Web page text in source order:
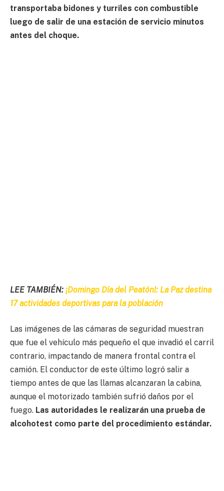
transportaba bidones y turriles con combustible
luego de salir de una estación de servicio minutos
antes del choque.
LEE TAMBIÉN: ¡Domingo Día del Peatón!: La Paz destina
17 actividades deportivas para la población
Las imágenes de las cámaras de seguridad muestran
que fue el vehículo más pequeño el que invadió el carril
contrario, impactando de manera frontal contra el
camión. El conductor de este último logró salir a
tiempo antes de que las llamas alcanzaran la cabina,
aunque el motorizado también sufrió daños por el
fuego. Las autoridades le realizarán una prueba de
alcohotest como parte del procedimiento estándar.